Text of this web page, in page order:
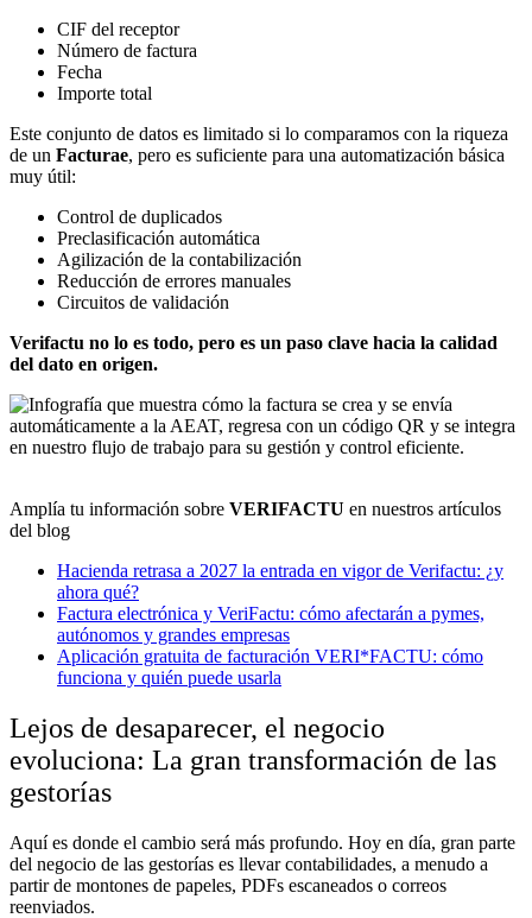
CIF del receptor
Número de factura
Fecha
Importe total
Este conjunto de datos es limitado si lo comparamos con la riqueza
de un Facturae, pero es suficiente para una automatización básica
muy útil:
Control de duplicados
Preclasificación automática
Agilización de la contabilización
Reducción de errores manuales
Circuitos de validación
Verifactu no lo es todo, pero es un paso clave hacia la calidad
del dato en origen.
Amplía tu información sobre VERIFACTU en nuestros artículos
del blog
Hacienda retrasa a 2027 la entrada en vigor de Verifactu: ¿y
ahora qué?
Factura electrónica y VeriFactu: cómo afectarán a pymes,
autónomos y grandes empresas
Aplicación gratuita de facturación VERI*FACTU: cómo
funciona y quién puede usarla
Lejos de desaparecer, el negocio
evoluciona: La gran transformación de las
gestorías
Aquí es donde el cambio será más profundo. Hoy en día, gran parte
del negocio de las gestorías es llevar contabilidades, a menudo a
partir de montones de papeles, PDFs escaneados o correos
reenviados.